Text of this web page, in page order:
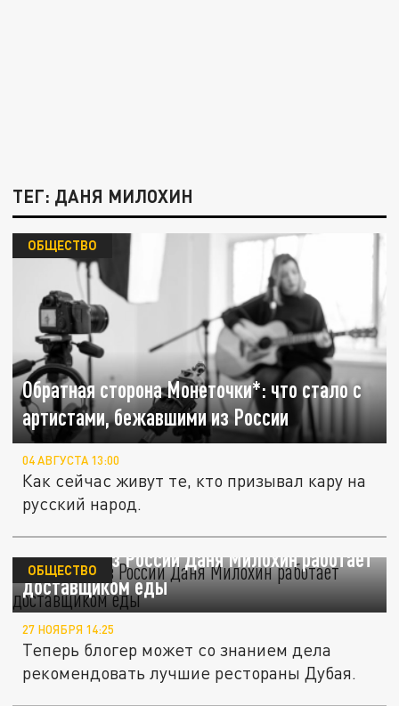
ТЕГ: ДАНЯ МИЛОХИН
Обратная сторона Монеточки*: что стало с
артистами, бежавшими из России
ОБЩЕСТВО
04 АВГУСТА 13:00
Как сейчас живут те, кто призывал кару на
русский народ.
Уехавший из России Даня Милохин работает
доставщиком еды
ОБЩЕСТВО
27 НОЯБРЯ 14:25
Теперь блогер может со знанием дела
рекомендовать лучшие рестораны Дубая.